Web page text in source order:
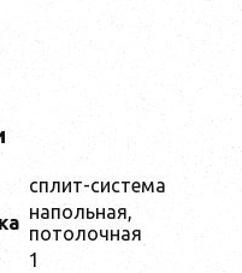
сплит-система
напольная,
потолочная
1